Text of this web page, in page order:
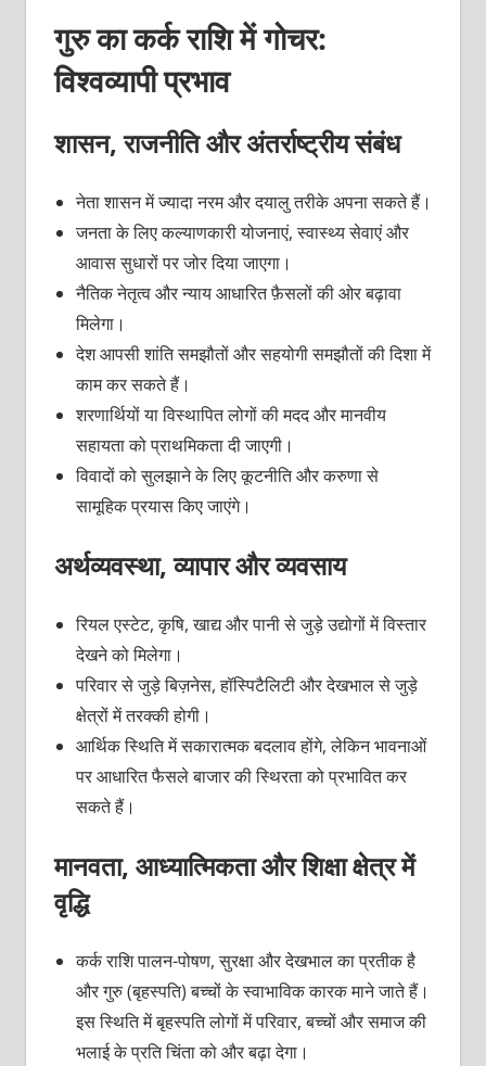
गुरु का कर्क राशि में गोचर:
विश्वव्यापी प्रभाव
शासन, राजनीति और अंतर्राष्ट्रीय संबंध
नेता शासन में ज्यादा नरम और दयालु तरीके अपना सकते हैं।
जनता के लिए कल्याणकारी योजनाएं, स्वास्थ्य सेवाएं और
आवास सुधारों पर जोर दिया जाएगा।
नैतिक नेतृत्व और न्याय आधारित फ़ैसलों की ओर बढ़ावा
मिलेगा।
देश आपसी शांति समझौतों और सहयोगी समझौतों की दिशा में
काम कर सकते हैं।
शरणार्थियों या विस्थापित लोगों की मदद और मानवीय
सहायता को प्राथमिकता दी जाएगी।
विवादों को सुलझाने के लिए कूटनीति और करुणा से
सामूहिक प्रयास किए जाएंगे।
अर्थव्यवस्था, व्यापार और व्यवसाय
रियल एस्टेट, कृषि, खाद्य और पानी से जुड़े उद्योगों में विस्तार
देखने को मिलेगा।
परिवार से जुड़े बिज़नेस, हॉस्पिटैलिटी और देखभाल से जुड़े
क्षेत्रों में तरक्की होगी।
आर्थिक स्थिति में सकारात्मक बदलाव होंगे, लेकिन भावनाओं
पर आधारित फैसले बाजार की स्थिरता को प्रभावित कर
सकते हैं।
मानवता, आध्यात्मिकता और शिक्षा क्षेत्र में
वृद्धि
कर्क राशि पालन-पोषण, सुरक्षा और देखभाल का प्रतीक है
और गुरु (बृहस्पति) बच्चों के स्वाभाविक कारक माने जाते हैं।
इस स्थिति में बृहस्पति लोगों में परिवार, बच्चों और समाज की
भलाई के प्रति चिंता को और बढ़ा देगा।